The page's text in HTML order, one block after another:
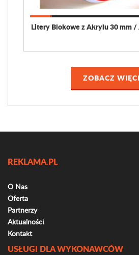
Litery Blokowe z Akrylu 30 mm /
ZOBACZ
REKLAMA.PL
O Nas
Oferta
Partnerzy
Aktualności
Kontakt
USŁUGI DLA WYKONAWCÓW